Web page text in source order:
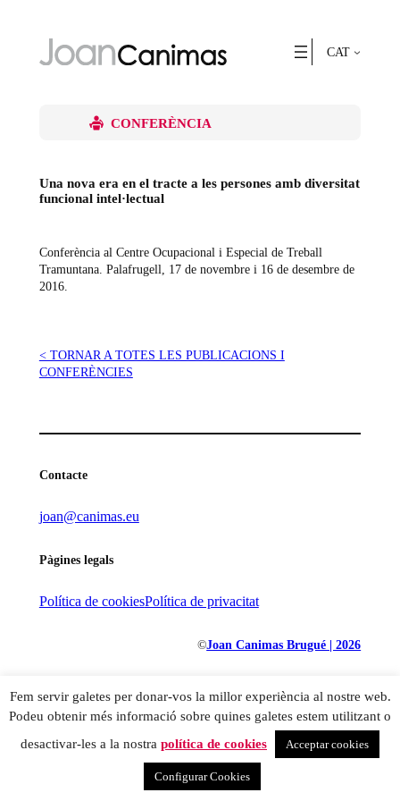
CAT
CONFERÈNCIA
Una nova era en el tracte a les persones amb diversitat
funcional intel·lectual
Conferència al Centre Ocupacional i Especial de Treball
Tramuntana. Palafrugell, 17 de novembre i 16 de desembre de
2016.
< TORNAR A TOTES LES PUBLICACIONS I
CONFERÈNCIES
Contacte
joan@canimas.eu
Pàgines legals
Política de cookiesPolítica de privacitat
©Joan Canimas Brugué | 2026
Fem servir galetes per donar-vos la millor experiència al nostre web.
Podeu obtenir més informació sobre quines galetes estem utilitzant o
desactivar-les a la nostra política de cookies Acceptar cookies
Configurar Cookies